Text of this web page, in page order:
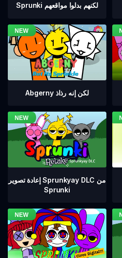
Sprunki لكنهم بدلوا مواقعهم
Abgerny لكن إنه رذاذ
إعادة تصوير Sprunkyay DLC من
Sprunki